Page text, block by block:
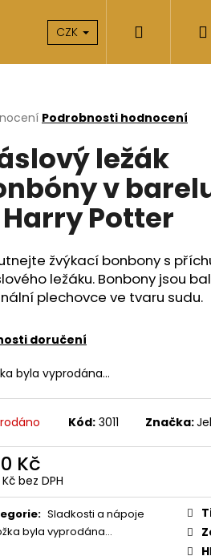
O nás
CZK
Podrobnosti hodnocení
ležák
v
Potter
žvýkací bonbony s
ležáku. Bonbony jsou
plechovce ve tvaru sudu.
doručení
byla vyprodána…
Kód: 3011 Značka:
Kč
bez DPH
: Sladkosti a nápoje
byla vyprodána…